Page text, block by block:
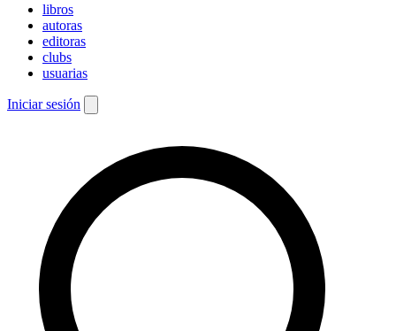
libros
autoras
editoras
clubs
usuarias
Iniciar sesión